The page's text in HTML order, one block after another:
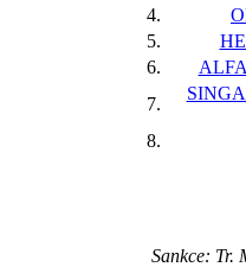
4.
5.
6.
7.
8.
Sankce: Tr.